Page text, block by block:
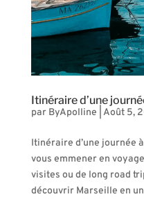
Itinéraire d’une
par ByApolline Août 5,
Itinéraire d’une journée
vous emmener en
visites ou de long road
découvrir Marseille en